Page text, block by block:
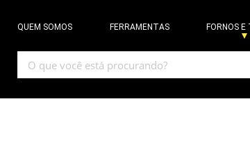
QUEM SOMOS FERRAMENTAS FORNOS E